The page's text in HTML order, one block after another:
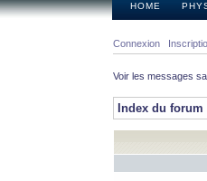
HOME
Connexion
Voir les messages
Index du forum